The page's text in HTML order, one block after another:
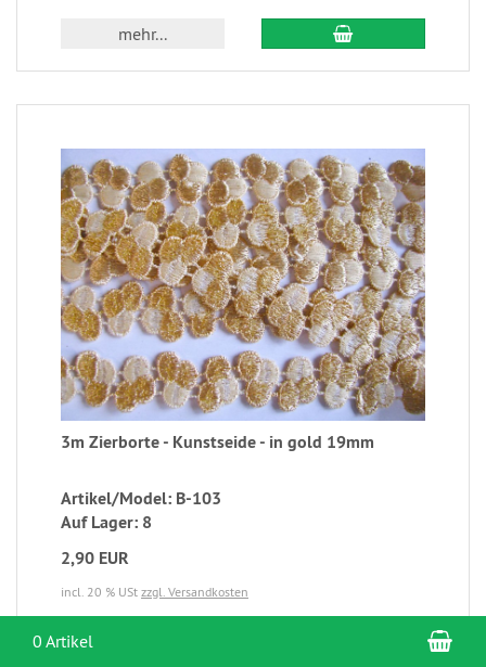
mehr...
3m Zierborte - Kunstseide - in gold 19mm
Artikel/Model: B-103
Auf Lager: 8
2,90 EUR
incl. 20 % USt zzgl. Versandkosten
0 Artikel